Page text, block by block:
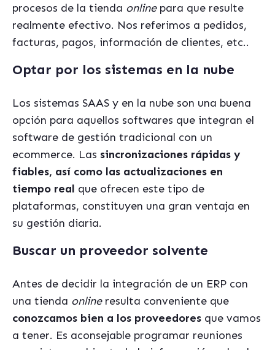
procesos de la tienda online para que resulte
realmente efectivo. Nos referimos a pedidos,
facturas, pagos, información de clientes, etc..
Optar por los sistemas en la nube
Los sistemas SAAS y en la nube son una buena
opción para aquellos softwares que integran el
software de gestión tradicional con un
ecommerce. Las sincronizaciones rápidas y
fiables, así como las actualizaciones en
tiempo real que ofrecen este tipo de
plataformas, constituyen una gran ventaja en
su gestión diaria.
Buscar un proveedor solvente
Antes de decidir la integración de un ERP con
una tienda onlineresulta conveniente que
conozcamos bien a los proveedores que vamos
a tener. Es aconsejable programar reuniones